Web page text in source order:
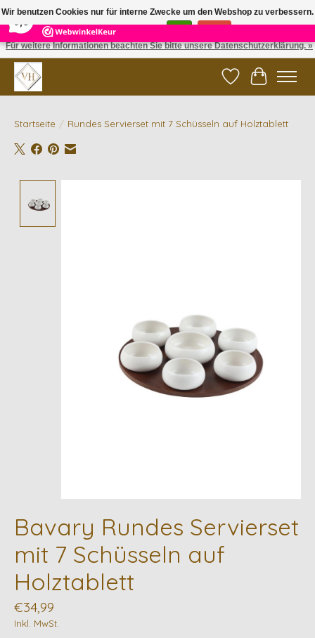
5 Reviews ×
✓ Gratis verzending vanaf €200 | ✓ 14 dagen retourneren
Wunschzettel
Ihr
Startseite / Rundes Servierset mit 7 Schüsseln auf Holztablett
Bavary Rundes Servierset
mit 7 Schüsseln auf
Holztablett
€34,99
Inkl. MwSt.
Wir benutzen Cookies nur für interne Zwecke um den Webshop zu verbessern.
Ist das in Ordnung?
Für weitere Informationen beachten Sie bitte unsere Datenschutzerklärung. »